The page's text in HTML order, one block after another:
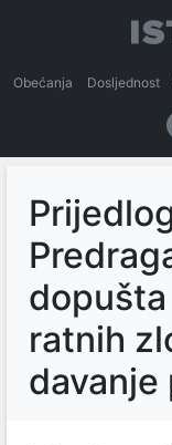
Obećanja Dosljednost
ratnih